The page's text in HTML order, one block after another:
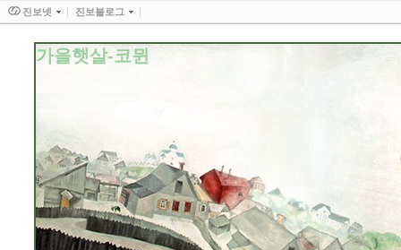
가을햇살-코뮌
진보넷 진보블로그